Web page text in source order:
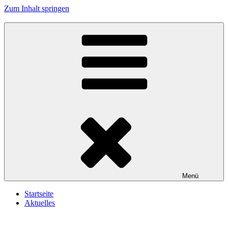
Zum Inhalt springen
Reservistenkameradschaft Wallersdorf e.V.
Menü
Startseite
Aktuelles